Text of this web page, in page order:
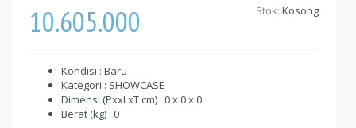
10.605.000 Stok: Kosong
Kondisi : Baru
Kategori : SHOWCASE
Dimensi (PxxLxT cm) : 0 x 0 x 0
Berat (kg) : 0